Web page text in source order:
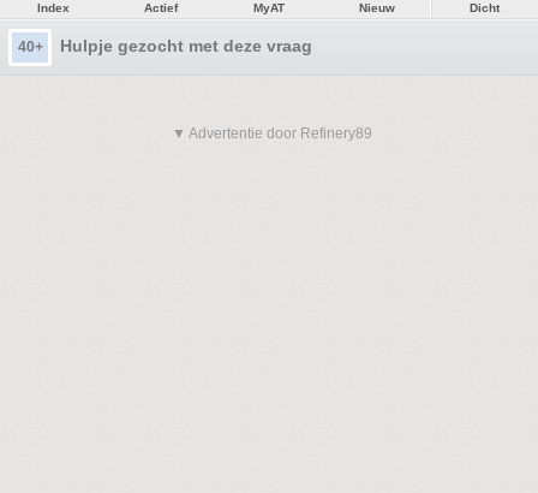
Index Actief MyAT Nieuw Dicht
40+ Hulpje gezocht met deze vraag
▼ Advertentie door Refinery89